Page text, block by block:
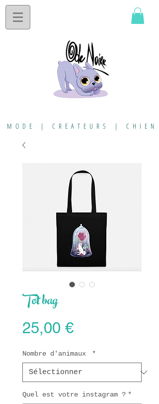
MODE | CREATEURS | CHIEN
Tot bag
25,00 €Prix
Nombre d'animaux *
Quel est votre instagram ? *